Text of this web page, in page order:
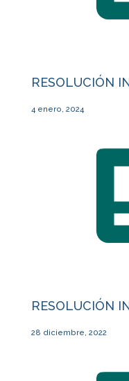
RESOLUCIÓN
4 enero, 2024
RESOLUCIÓN
28 diciembre, 2022